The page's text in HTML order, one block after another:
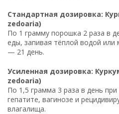
Стандартная дозировка:
zedoaria)
По 1 грамму порошка 2 раза в
еды, запивая тёплой водой
— 21 день.
Усиленная дозировка:
zedoaria)
По 1,5 грамма 3 раза в день
гепатите, вагинозе и
влагалища.